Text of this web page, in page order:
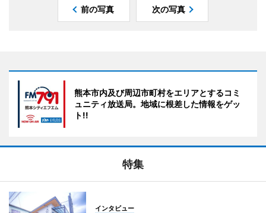
前の写真 次の写真
熊本市内及び周辺市町村をエリアとするコミ
ュニティ放送局。地域に根差した情報をゲッ
ト!!
特集
インタビュー